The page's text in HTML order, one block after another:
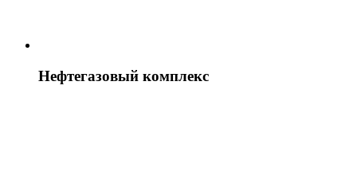
Нефтегазовый комплекс